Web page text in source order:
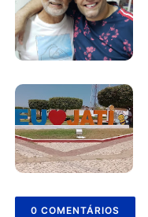
0 COMENTÁRIOS